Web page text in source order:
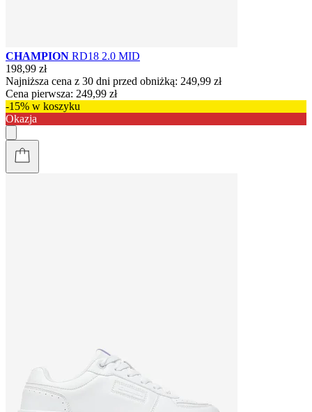
CHAMPION RD18 2.0 MID
198,99 zł
Najniższa cena z 30 dni przed obniżką: 249,99 zł
Cena pierwsza: 249,99 zł
-15% w koszyku
Okazja